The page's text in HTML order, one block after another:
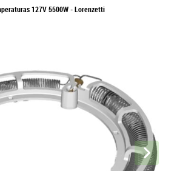
127V 5500W - Lorenzetti